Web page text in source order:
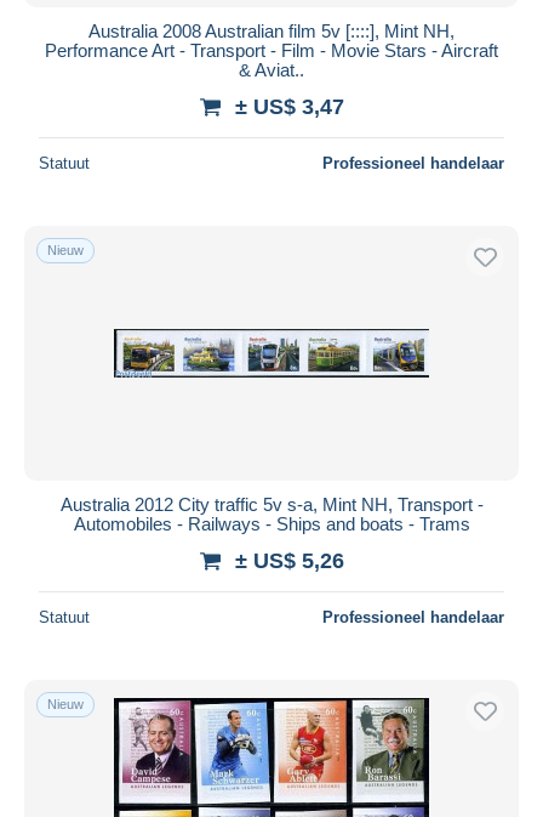
Australia 2008 Australian film 5v [::::], Mint NH,
Performance Art - Transport - Film - Movie Stars - Aircraft
& Aviat..
± US$ 3,47
Statuut Professioneel handelaar
Nieuw
Australia 2012 City traffic 5v s-a, Mint NH, Transport -
Automobiles - Railways - Ships and boats - Trams
± US$ 5,26
Statuut Professioneel handelaar
Nieuw